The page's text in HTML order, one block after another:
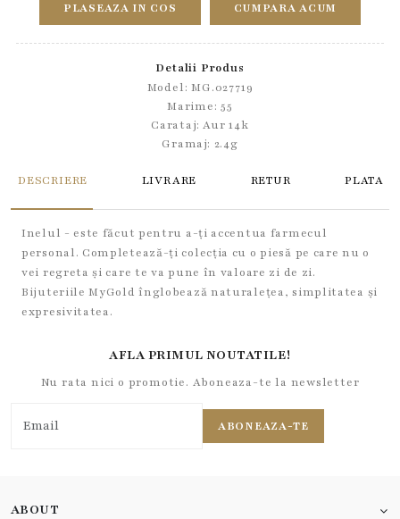
PLASEAZA IN COS CUMPARA ACUM
Detalii Produs
Model: MG.027719
Marime: 55
Carataj: Aur 14k
Gramaj: 2.4g
DESCRIERE LIVRARE RETUR PLATA
Inelul - este făcut pentru a-ți accentua farmecul
personal. Completează-ți colecția cu o piesă pe care nu o
vei regreta și care te va pune în valoare zi de zi.
Bijuteriile MyGold înglobează naturalețea, simplitatea și
expresivitatea.
AFLA PRIMUL NOUTATILE!
Nu rata nici o promotie. Aboneaza-te la newsletter
ABONEAZA-TE
ABOUT